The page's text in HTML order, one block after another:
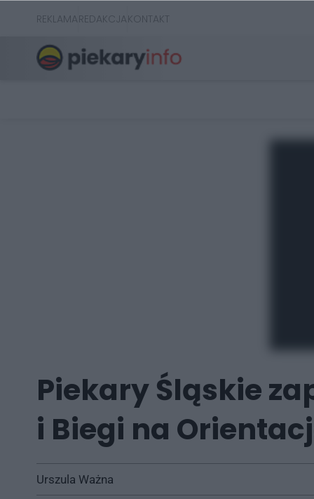
REKLAMAREDAKCJAKONTAKT
Piekary Śląskie
i Biegi na
Urszula Ważna